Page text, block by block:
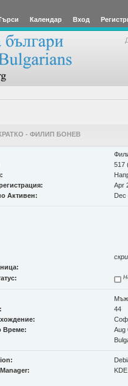
Календар Вход
- ФИЛИП БОНЕВ
517
Apr
Активен:
Dec
Мъж
44
Време:
Aug
KDE